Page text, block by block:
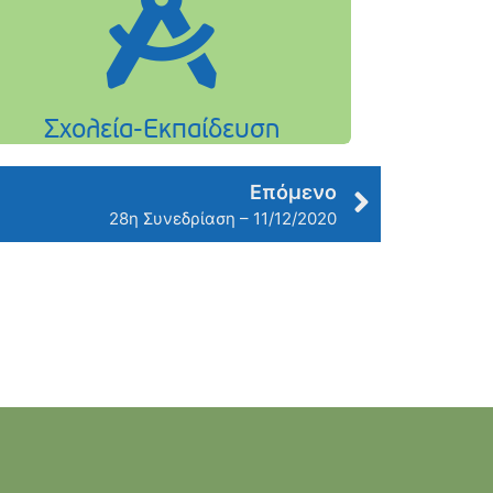
Επόμενο
28η Συνεδρίαση – 11/12/2020